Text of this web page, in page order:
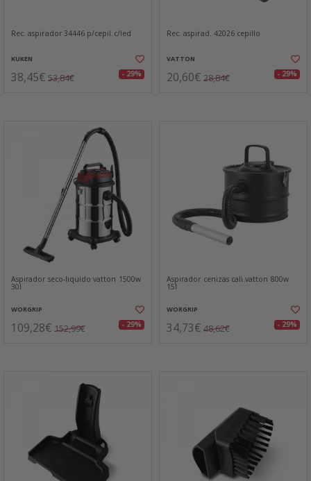
Rec. aspirador 34446 p/cepil.c/led
KUKEN
38,45€ 53,84€ - 29%
Rec. aspirad. 42026 cepillo
VATTON
20,60€ 28,84€ - 29%
Aspirador seco-liquido vatton 1500w
30l
WORGRIP
109,28€ 152,99€ - 29%
Aspirador cenizas cali.vatton 800w
15l
WORGRIP
34,73€ 48,62€ - 29%